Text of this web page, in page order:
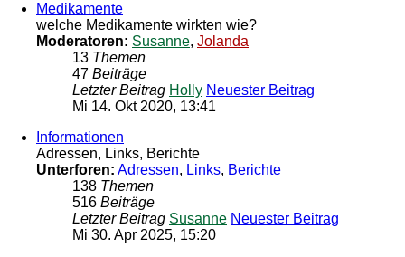
Medikamente
welche Medikamente wirkten wie?
Moderatoren: Susanne, Jolanda
13 Themen
47 Beiträge
Letzter Beitrag Holly Neuester Beitrag
Mi 14. Okt 2020, 13:41
Informationen
Adressen, Links, Berichte
Unterforen: Adressen, Links, Berichte
138 Themen
516 Beiträge
Letzter Beitrag Susanne Neuester Beitrag
Mi 30. Apr 2025, 15:20